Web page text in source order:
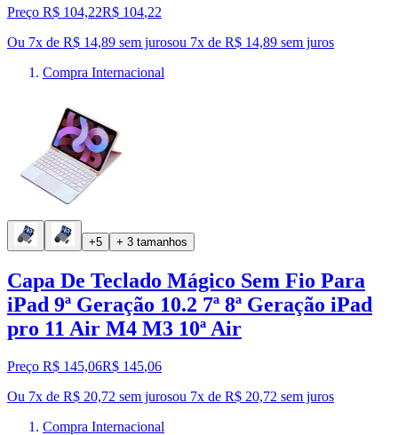
Preço R$ 104,22R$ 104,22
Ou 7x de R$ 14,89 sem jurosou 7x de R$ 14,89 sem juros
Compra Internacional
+5 + 3 tamanhos
Capa De Teclado Mágico Sem Fio Para
iPad 9ª Geração 10.2 7ª 8ª Geração iPad
pro 11 Air M4 M3 10ª Air
Preço R$ 145,06R$ 145,06
Ou 7x de R$ 20,72 sem jurosou 7x de R$ 20,72 sem juros
Compra Internacional